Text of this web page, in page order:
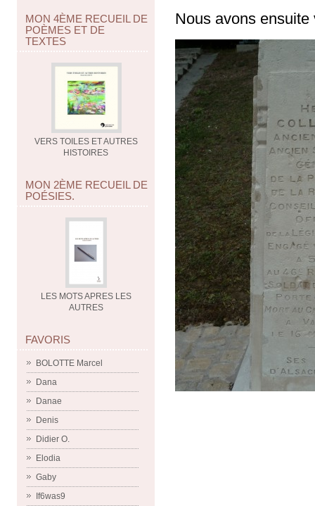
MON 4ÈME RECUEIL DE
POÈMES ET DE
TEXTES
VERS TOILES ET AUTRES
HISTOIRES
MON 2ÈME RECUEIL DE
POÉSIES.
LES MOTS APRES LES
AUTRES
FAVORIS
BOLOTTE Marcel
Dana
Danae
Denis
Didier O.
Elodia
Gaby
If6was9
Nous avons